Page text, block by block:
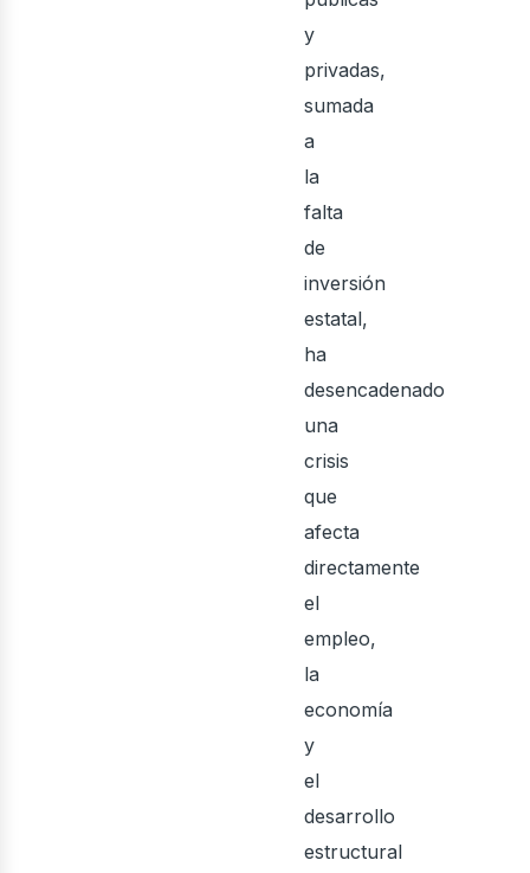
y
privadas,
sumada
a
la
falta
de
inversión
estatal,
ha
desencadenado
una
crisis
que
afecta
directamente
el
empleo,
la
economía
y
el
desarrollo
estructural